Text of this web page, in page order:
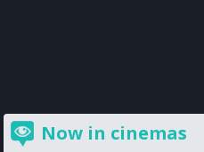
Now in cinemas